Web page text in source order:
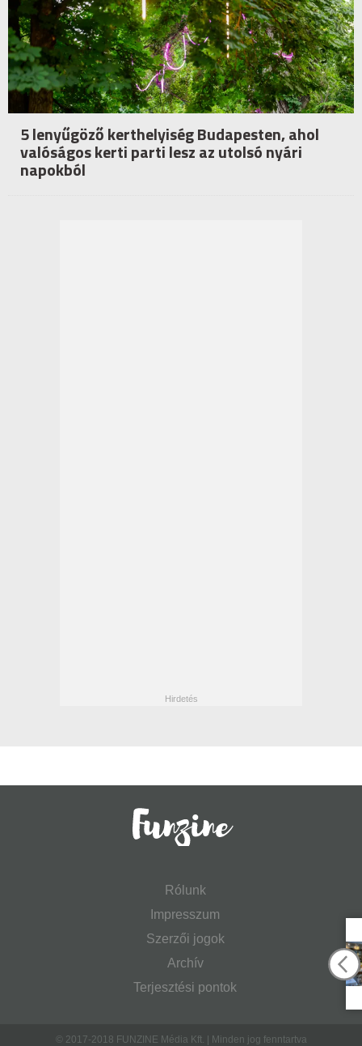
5 lenyűgöző kerthelyiség Budapesten, ahol
valóságos kerti parti lesz az utolsó nyári
napokból
Rólunk
Impresszum
Szerzői jogok
Archív
Terjesztési pontok
© 2017-2018 FUNZINE Média Kft. | Minden jog fenntartva